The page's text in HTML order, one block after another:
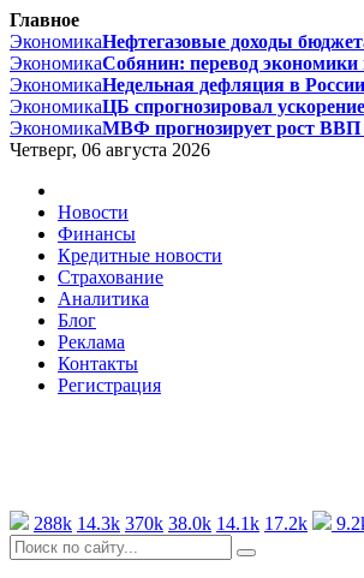
Главное
ЭкономикаНефтегазовые доходы
ЭкономикаСобянин: перевод
ЭкономикаНедельная дефляция в
ЭкономикаЦБ спрогнозировал
ЭкономикаМВФ прогнозирует рост ВВП
Четверг, 06 августа 2026
Новости
Финансы
Кредитные новости
Страхование
Аналитика
Блог
Реклама
Контакты
Регистрация
288k 14.3k 370k 38.0k 14.1k 17.2k